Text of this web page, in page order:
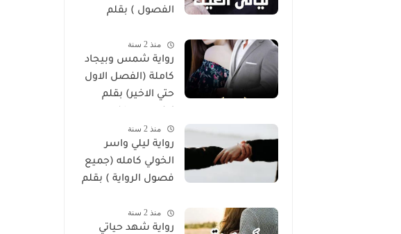
الفصول ) بقلم
منذ 2 سنة
رواية شمس وبيجاد
كاملة (الفصل الاول
حتي الاخير) بقلم
منذ 2 سنة
رواية ليلي واسر
الخولي كامله (جميع
فصول الرواية ) بقلم
منذ 2 سنة
رواية شهد حياتي